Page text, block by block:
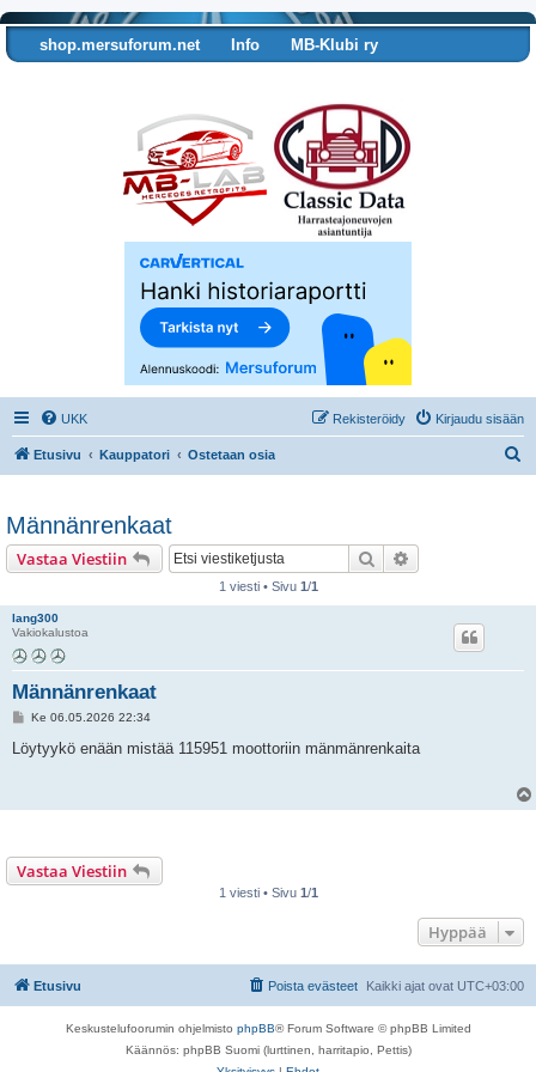
shop.mersuforum.net Info
MB-Klubi ry
UKK Kirjaudu sisään
Rekisteröidy
Etusivu Kauppatori Ostetaan osia
Männänrenkaat
Vastaa Viestiin Etsi
1 viesti • Sivu 1/1
lang300
Vakiokalustoa
Männänrenkaat
V
e
s
Ke 06.05.2026 22:34
Löytyykö enään mistää 115951 moottoriin mänmänrenkaita
Vastaa Viestiin
1 viesti • Sivu 1/1
Hyppää
Etusivu Kaikki ajat ovat UTC+03:00
Poista evästeet
Keskustelufoorumin ohjelmisto phpBB® Forum Software © phpBB Limited
Käännös: phpBB Suomi (lurttinen, harritapio, Pettis)